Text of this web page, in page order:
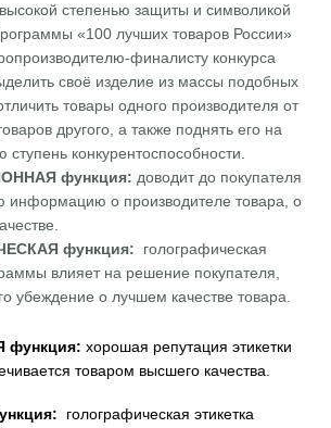
степенью защиты и символикой
«100 лучших товаров России»
финалисту конкурса
своё изделие из массы подобных
товары одного производителя от
другого, а также поднять его на
ступень конкурентоспособности.
функция: доводит до покупателя
информацию о производителе товара, о
функция:
голографическая
влияет на решение покупателя,
убеждение о лучшем качестве товара.
хорошая репутация этикетки
товаром высшего качества.
голографическая этикетка